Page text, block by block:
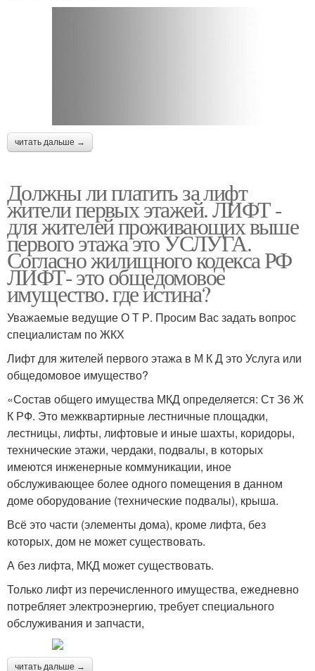
читать дальше →
Должны ли платить за лифт
жители первых этажей. ЛИФТ -
для жителей проживающих выше
первого этажа это УСЛУГА.
Согласно жилищного кодекса РФ
ЛИФТ- это общедомовое
имущество. где истина?
Уважаемые ведущие О Т Р. Просим Вас задать вопрос
специалистам по ЖКХ
Лифт для жителей первого этажа в М К Д это Услуга или
общедомовое имущество?
«Состав общего имущества МКД определяется: Ст З6 Ж
К РФ. Это межквартирные лестничные площадки,
лестницы, лифты, лифтовые и иные шахты, коридоры,
технические этажи, чердаки, подвалы, в которых
имеются инженерные коммуникации, иное
обслуживающее более одного помещения в данном
доме оборудование (технические подвалы), крыша.
Всё это части (элементы дома), кроме лифта, без
которых, дом не может существовать.
А без лифта, МКД может существовать.
Только лифт из перечисленного имущества, ежедневно
потребляет электроэнергию, требует специального
обслуживания и запчасти,
читать дальше →